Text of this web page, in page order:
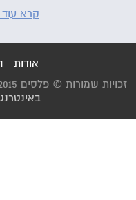
קרא
אודות
זכויות שמורות © פלסים 2015. נבנה ע"י כתום